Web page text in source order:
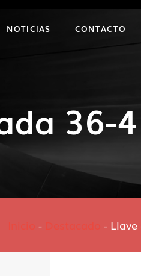
NOTICIAS CONTACTO
36-
- -